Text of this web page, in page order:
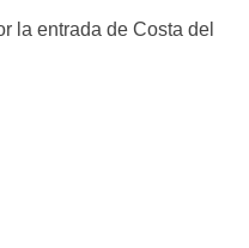
la entrada de Costa del